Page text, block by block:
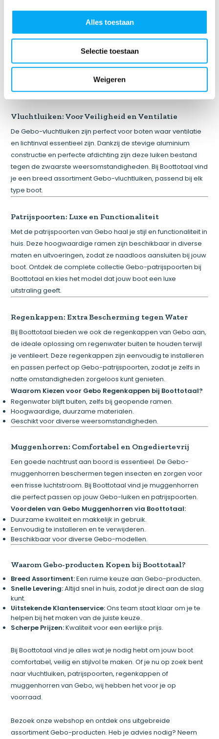
Alles toestaan
Selectie toestaan
Weigeren
– Nu Verkrijgbaar bij Boottotaal
Bij Boottotaal begrijpen we wat watersporters nodig hebben:
kwaliteit, comfort en duurzaamheid. Daarom bieden we een
uitgebreid assortiment van Gebo-producten, waaronder
vluchtluiken, patrijspoorten, regenkappen en muggenhorren.
Met Gebo kies je voor betrouwbare en stijlvolle oplossingen
die jouw vaarervaring naar een hoger niveau tillen.
Vluchtluiken: Voor Veiligheid en Ventilatie
De Gebo-vluchtluiken zijn perfect voor boten waar ventilatie
en lichtinval essentieel zijn. Dankzij de stevige aluminium
constructie en perfecte afdichting zijn deze luiken bestand
tegen de zwaarste weersomstandigheden. Bij Boottotaal vind
je een breed assortiment Gebo-vluchtluiken, passend bij elk
type boot.
Patrijspoorten: Luxe en Functionaliteit
Met de patrijspoorten van Gebo haal je stijl en functionaliteit in
huis. Deze hoogwaardige ramen zijn beschikbaar in diverse
maten en uitvoeringen, zodat ze naadloos aansluiten bij jouw
boot. Ontdek de complete collectie Gebo-patrijspoorten bij
Boottotaal en kies het model dat jouw boot een luxe
uitstraling geeft.
Regenkappen: Extra Bescherming tegen Water
Bij Boottotaal bieden we ook de regenkappen van Gebo aan,
de ideale oplossing om regenwater buiten te houden terwijl
je ventileert. Deze regenkappen zijn eenvoudig te installeren
en passen perfect op Gebo-patrijspoorten, zodat je zelfs in
natte omstandigheden zorgeloos kunt genieten.
Waarom Kiezen voor Gebo Regenkappen bij Boottotaal?
Regenwater blijft buiten, zelfs bij geopende ramen.
Hoogwaardige, duurzame materialen.
Geschikt voor diverse weersomstandigheden.
Muggenhorren: Comfortabel en Ongediertevrij
Een goede nachtrust aan boord is essentieel. De Gebo-
muggenhorren beschermen tegen insecten en zorgen voor
een frisse luchtstroom. Bij Boottotaal vind je muggenhorren
die perfect passen op jouw Gebo-luiken en patrijspoorten.
Voordelen van Gebo Muggenhorren via Boottotaal:
Duurzame kwaliteit en makkelijk in gebruik.
Eenvoudig te installeren en te verwijderen.
Beschikbaar voor diverse Gebo-modellen.
Waarom Gebo-producten Kopen bij Boottotaal?
Breed Assortiment:Een ruime keuze aan Gebo-producten.
Snelle Levering:Altijd snel in huis, zodat je direct aan de slag
kunt.
Uitstekende Klantenservice:Ons team staat klaar om je te
helpen bij het maken van de juiste keuze.
Scherpe Prijzen:Kwaliteit voor een eerlijke prijs.
Bij Boottotaal vind je alles wat je nodig hebt om jouw boot
comfortabel, veilig en stijlvol te maken. Of je nu op zoek bent
naar vluchtluiken, patrijspoorten, regenkappen of
muggenhorren van Gebo, wij hebben het voor je op
voorraad.
Bezoek onze webshop en ontdek ons uitgebreide
assortiment Gebo-producten. Heb je advies nodig? Neem